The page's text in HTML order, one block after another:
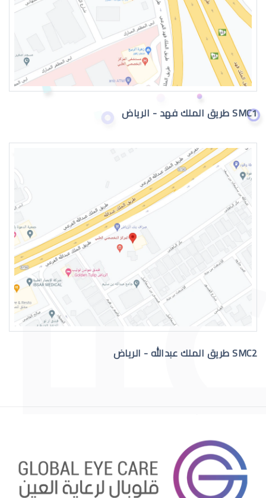
دكتور عيون
دكتور عيون واتس اب
رقم دكتور عيون للاستشاره
افضل دكتور عيون اطفال بالرياض
SMC1 طريق الملك فهد - الرياض
SMC2 طريق الملك عبدالله - الرياض